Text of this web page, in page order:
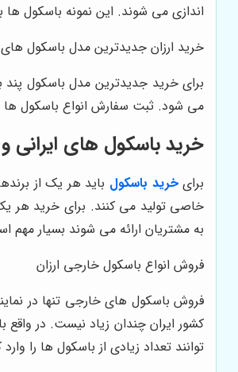
اندازی می شوند. این نمونه باسکول
خرید ارزان جدیدترین مدل باسکول های
برای خرید جدیدترین مدل باسکول پند
می شود. ثبت سفارش انواع باسکول ها
خرید باسکول های ایرانی
برای خرید باسکول باید هر یک از
خاصی تولید می کنند. برای خرید هر
به مشتریان ارائه می شوند بسیار
فروش انواع باسکول خارجی ارزان
فروش باسکول های خارجی تنها در
کشور ایران چندان زیاد نیست. در واقع
توانند تعداد زیادی از باسکول ها را